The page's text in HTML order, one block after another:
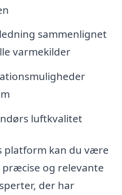
sammenlignet
varmekilder
luftkvalitet
platform kan du være
og relevante
der har